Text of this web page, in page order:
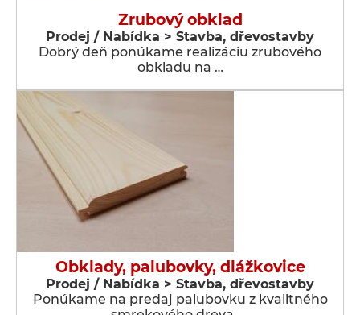
Zrubový obklad
Prodej / Nabídka > Stavba, dřevostavby
Dobrý deň ponúkame realizáciu zrubového
obkladu na …
Obklady, palubovky, dlážkovice
Prodej / Nabídka > Stavba, dřevostavby
Ponúkame na predaj palubovku z kvalitného